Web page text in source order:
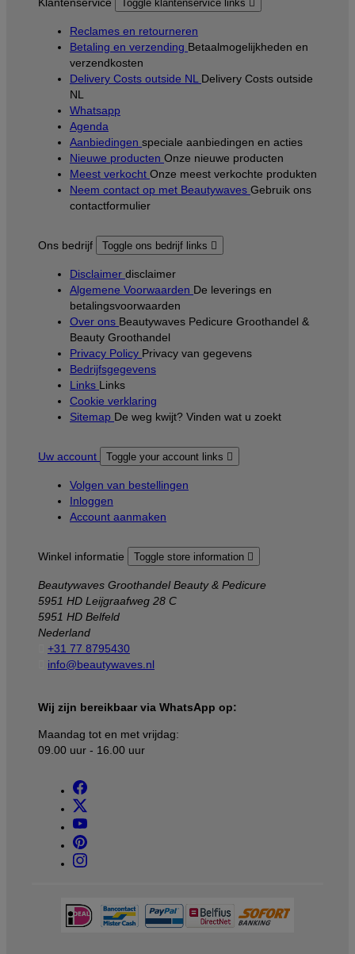
Toggle klantenservice links 
Reclames en retourneren
Betaling en verzending Betaalmogelijkheden en
verzendkosten
Delivery Costs outside NL Delivery Costs outside
NL
Whatsapp
Agenda
Aanbiedingen speciale aanbiedingen en acties
Nieuwe producten Onze nieuwe producten
Meest verkocht Onze meest verkochte produkten
Neem contact op met Beautywaves Gebruik ons
contactformulier
Ons bedrijf Toggle ons bedrijf links 
Disclaimer disclaimer
Algemene Voorwaarden De leverings en
betalingsvoorwaarden
Over ons Beautywaves Pedicure Groothandel &
Beauty Groothandel
Privacy Policy Privacy van gegevens
Bedrijfsgegevens
Links Links
Cookie verklaring
Sitemap De weg kwijt? Vinden wat u zoekt
Uw account Toggle your account links 
Volgen van bestellingen
Inloggen
Account aanmaken
Winkel informatie Toggle store information 
Beautywaves Groothandel Beauty & Pedicure
5951 HD Leijgraafweg 28 C
5951 HD Belfeld
Nederland
+31 77 8795430
info@beautywaves.nl
Wij zijn bereikbaar via WhatsApp op:
Maandag tot en met vrijdag:
09.00 uur - 16.00 uur